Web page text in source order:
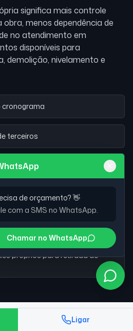
significa mais controle
menos dependência de
no atendimento em
disponíveis para
demolição, nivelamento e
cronograma
terceiros
orçamento
ao porte da obra
e industriais
próprios para retirada de
de orçamento? 👋
com a SMS no WhatsApp.
Chamar no WhatsApp
Ligar